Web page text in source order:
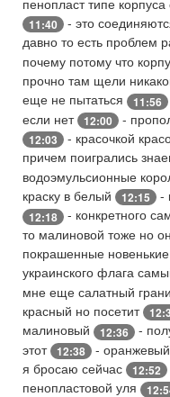
11:40 - это
давно то есть проблем
почему потому что
прочно там щели
еще не пытаться
11:56
если нет 12:00 -
12:03 - красочкой
причем поигрались
водоэмульсионные
краску в белый
12:15 -
12:18 - конкретного
то малиновой тоже но
покрашенные
украинского флага
мне еще салатный
красный но посетит
малиновый
12:36
-
этот 12:38 - оранжевый
я бросаю сейчас
12:52
пенопластовой уля